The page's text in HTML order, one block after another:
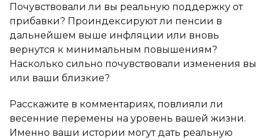
Почувствовали ли вы реальную поддержку от
прибавки? Проиндексируют ли пенсии в
дальнейшем выше инфляции или вновь
вернутся к минимальным повышениям?
Насколько сильно почувствовали изменения вы
или ваши близкие?
Расскажите в комментариях, повлияли ли
весенние перемены на уровень вашей жизни.
Именно ваши истории могут дать реальную